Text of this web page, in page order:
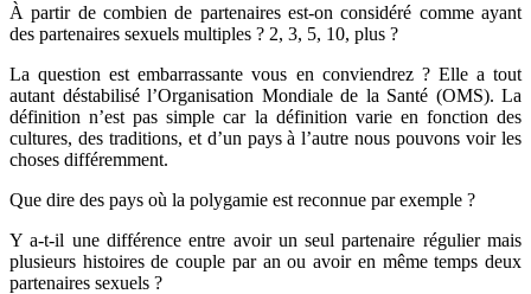
À partir de combien de partenaires est-on considéré comme ayant
des partenaires sexuels multiples ? 2, 3, 5, 10, plus ?
La question est embarrassante vous en conviendrez ? Elle a tout
autant déstabilisé l’Organisation Mondiale de la Santé (OMS). La
définition n’est pas simple car la définition varie en fonction des
cultures, des traditions, et d’un pays à l’autre nous pouvons voir les
choses différemment.
Que dire des pays où la polygamie est reconnue par exemple ?
Y a-t-il une différence entre avoir un seul partenaire régulier mais
plusieurs histoires de couple par an ou avoir en même temps deux
partenaires sexuels ?